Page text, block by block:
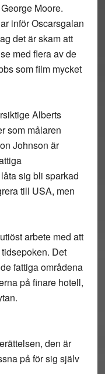
Moore.
inför Oscarsgalan
det är skam att
med flera av de
som film mycket
Alberts
som målaren
Johnson är
sig bli sparkad
till USA, men
arbete med att
Det
fattiga områdena
på finare hotell,
den är
på för sig själv